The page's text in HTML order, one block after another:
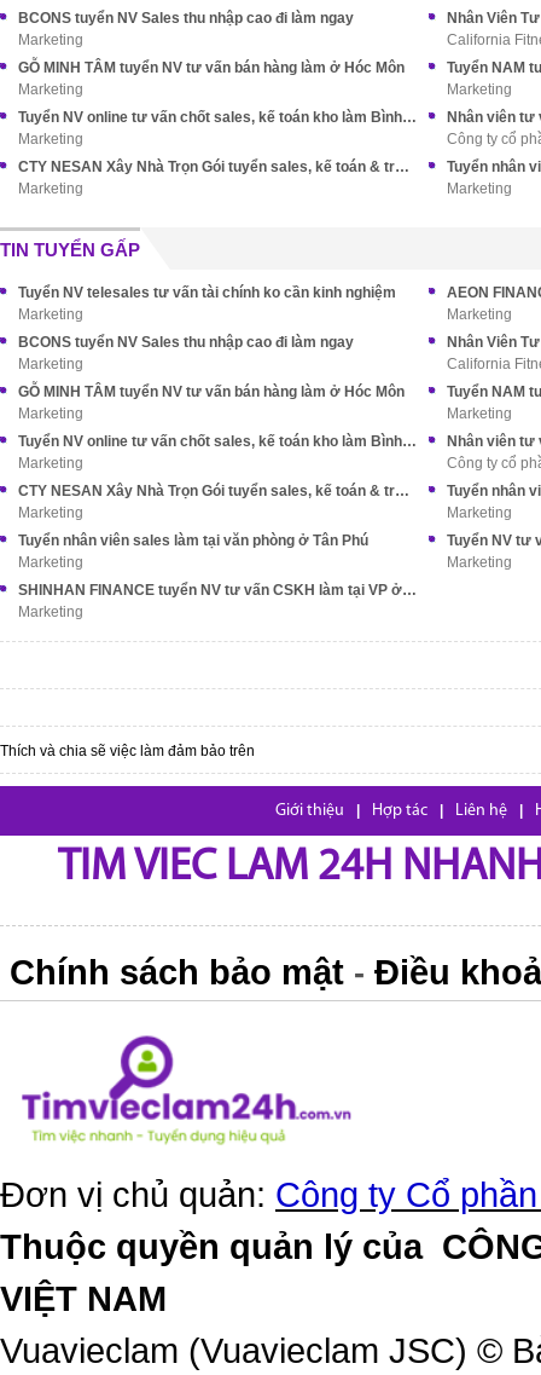
BCONS tuyển NV Sales thu nhập cao đi làm ngay
Marketing
California
GỖ MINH TÂM tuyển NV tư vấn bán hàng làm ở Hóc Môn
Marketing
Marketing
Tuyển NV online tư vấn chốt sales, kế toán kho làm Bình Tân
Marketing
Nhân viên tư
Công ty cổ
CTY NESAN Xây Nhà Trọn Gói tuyển sales, kế toán & trợ lý TGĐ
Marketing
Tuyển nhân
Marketing
TIN TUYỂN GẤP
Tuyển NV telesales tư vấn tài chính ko cần kinh nghiệm
Marketing
AEON
Marketing
BCONS tuyển NV Sales thu nhập cao đi làm ngay
Marketing
California
GỖ MINH TÂM tuyển NV tư vấn bán hàng làm ở Hóc Môn
Marketing
Marketing
Tuyển NV online tư vấn chốt sales, kế toán kho làm Bình Tân
Marketing
Nhân viên tư
Công ty cổ
CTY NESAN Xây Nhà Trọn Gói tuyển sales, kế toán & trợ lý TGĐ
Marketing
Tuyển nhân
Marketing
Tuyển nhân viên sales làm tại văn phòng ở Tân Phú
Marketing
Marketing
SHINHAN FINANCE tuyển NV tư vấn CSKH làm tại VP ở Tân Bình
Marketing
Thích và chia sẽ việc làm đảm bảo trên
Giới thiệu Hợp tác Liên hệ
TIM VIEC LAM 24H
Chính sách bảo mật - Điều
Đơn vị chủ quản: Công ty Cổ
Thuộc quyền quản lý của
VIỆT NAM
Vuavieclam (Vuavieclam JSC) ©